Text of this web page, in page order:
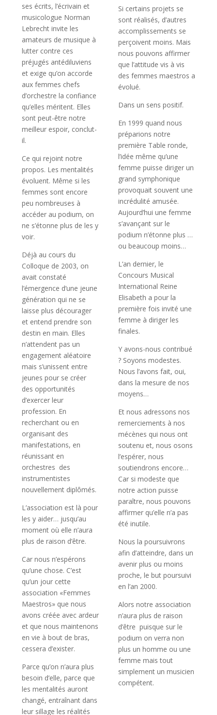
ses écrits, l’écrivain et
musicologue Norman
Lebrecht invite les
amateurs de musique à
lutter contre ces
préjugés antédiluviens
et exige qu’on accorde
aux femmes chefs
d’orchestre la confiance
qu’elles méritent. Elles
sont peut-être notre
meilleur espoir, conclut-
il.
Ce qui rejoint notre
propos. Les mentalités
évoluent. Même si les
femmes sont encore
peu nombreuses à
accéder au podium, on
ne s’étonne plus de les y
voir.
Déjà au cours du
Colloque de 2003, on
avait constaté
l’émergence d’une jeune
génération qui ne se
laisse plus décourager
et entend prendre son
destin en main. Elles
n’attendent pas un
engagement aléatoire
mais s’unissent entre
jeunes pour se créer
des opportunités
d’exercer leur
profession. En
recherchant ou en
organisant des
manifestations, en
réunissant en
orchestres des
instrumentistes
nouvellement diplômés.
L’association est là pour
les y aider… jusqu’au
moment où elle n’aura
plus de raison d’être.
Car nous n’espérons
qu’une chose. C’est
qu’un jour cette
association «Femmes
Maestros» que nous
avons créée avec ardeur
et que nous maintenons
en vie à bout de bras,
cessera d’exister.
Parce qu’on n’aura plus
besoin d’elle, parce que
les mentalités auront
changé, entraînant dans
leur sillage les réalités
Si certains projets se
sont réalisés, d’autres
accomplissements se
perçoivent moins. Mais
nous pouvons affirmer
que l’attitude vis à vis
des femmes maestros a
évolué.
Dans un sens positif.
En 1999 quand nous
préparions notre
première Table ronde,
l’idée même qu’une
femme puisse diriger un
grand symphonique
provoquait souvent une
incrédulité amusée.
Aujourd’hui une femme
s’avançant sur le
podium n’étonne plus …
ou beaucoup moins…
L’an dernier, le
Concours Musical
International Reine
Elisabeth a pour la
première fois invité une
femme à diriger les
finales.
Y avons-nous contribué
? Soyons modestes.
Nous l’avons fait, oui,
dans la mesure de nos
moyens…
Et nous adressons nos
remerciements à nos
mécènes qui nous ont
soutenu et, nous osons
l’espérer, nous
soutiendrons encore…
Car si modeste que
notre action puisse
paraître, nous pouvons
affirmer qu’elle n’a pas
été inutile.
Nous la poursuivrons
afin d’atteindre, dans un
avenir plus ou moins
proche, le but poursuivi
en l’an 2000.
Alors notre association
n’aura plus de raison
d’être puisque sur le
podium on verra non
plus un homme ou une
femme mais tout
simplement un musicien
compétent.